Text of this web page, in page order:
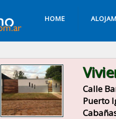
HOME
Calle
Puerto